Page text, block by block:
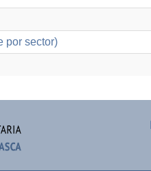
por sector)